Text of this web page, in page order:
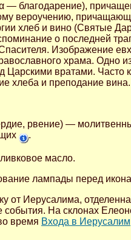
— благодарение),
вероучению,
хлеб и вино (Святые
о последней
Изображение
храма. Одно
Царскими вратами. Часто
хлеба и преподание вина.
рвение) —
.
масло.
лампады перед
от Иерусалима,
события. На склонах
время Входа в Иерусалим